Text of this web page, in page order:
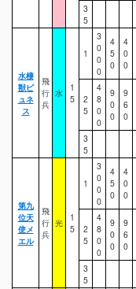
3
5
水棲
獣ピ
ュネ
ス
飛
行
兵
水
1
5
1
3
0
0
0
4
5
0
4
0
0
2
5
4
8
0
0
9
0
0
9
6
0
3
5
第九
位天
使メ
エル
飛
行
兵
光
1
5
1
3
0
0
0
4
5
0
4
0
0
2
5
4
8
0
0
9
0
0
9
6
0
3
5